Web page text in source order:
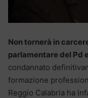
Non tornerà in
parlamentare del Pd
condannato
formazione
Reggio Calabria ha